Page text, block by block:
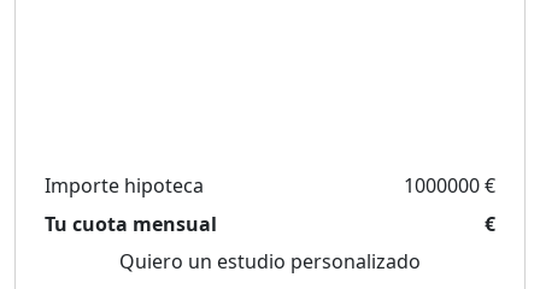
Importe hipoteca
1000000 €
Tu cuota mensual
€
Quiero un estudio personalizado